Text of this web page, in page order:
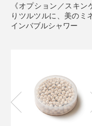
本品は、水晶石を
を抽出した水溶性のシ
《オプション／スキ
りツルツルに、美のミ
インバブルシャワー